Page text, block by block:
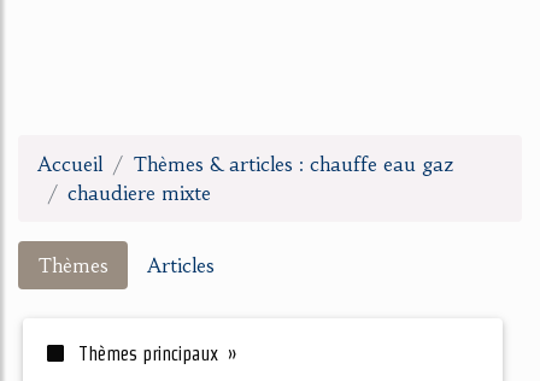
Accueil
Thèmes & articles : chauffe eau gaz
chaudiere mixte
Thèmes Articles
Thèmes principaux »